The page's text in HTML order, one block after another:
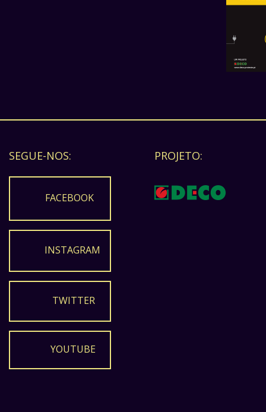
SEGUE-NOS:
FACEBOOK
INSTAGRAM
TWITTER
YOUTUBE
PROJETO: